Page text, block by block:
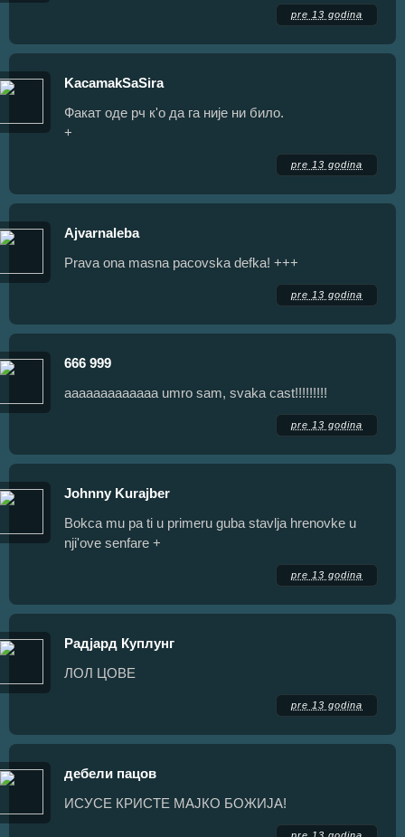
pre 13 godina
KacamakSaSira
Факат оде рч к'о да га није ни било.
+
pre 13 godina
Ajvarnaleba
Prava ona masna pacovska defka! +++
pre 13 godina
666 999
aaaaaaaaaaaaa umro sam, svaka cast!!!!!!!!!
pre 13 godina
Johnny Kurajber
Bokca mu pa ti u primeru guba stavlja hrenovke u
nji'ove senfare +
pre 13 godina
Радјард Куплунг
ЛОЛ ЦОВЕ
pre 13 godina
дебели пацов
ИСУСЕ КРИСТЕ МАЈКО БОЖИЈА!
pre 13 godina